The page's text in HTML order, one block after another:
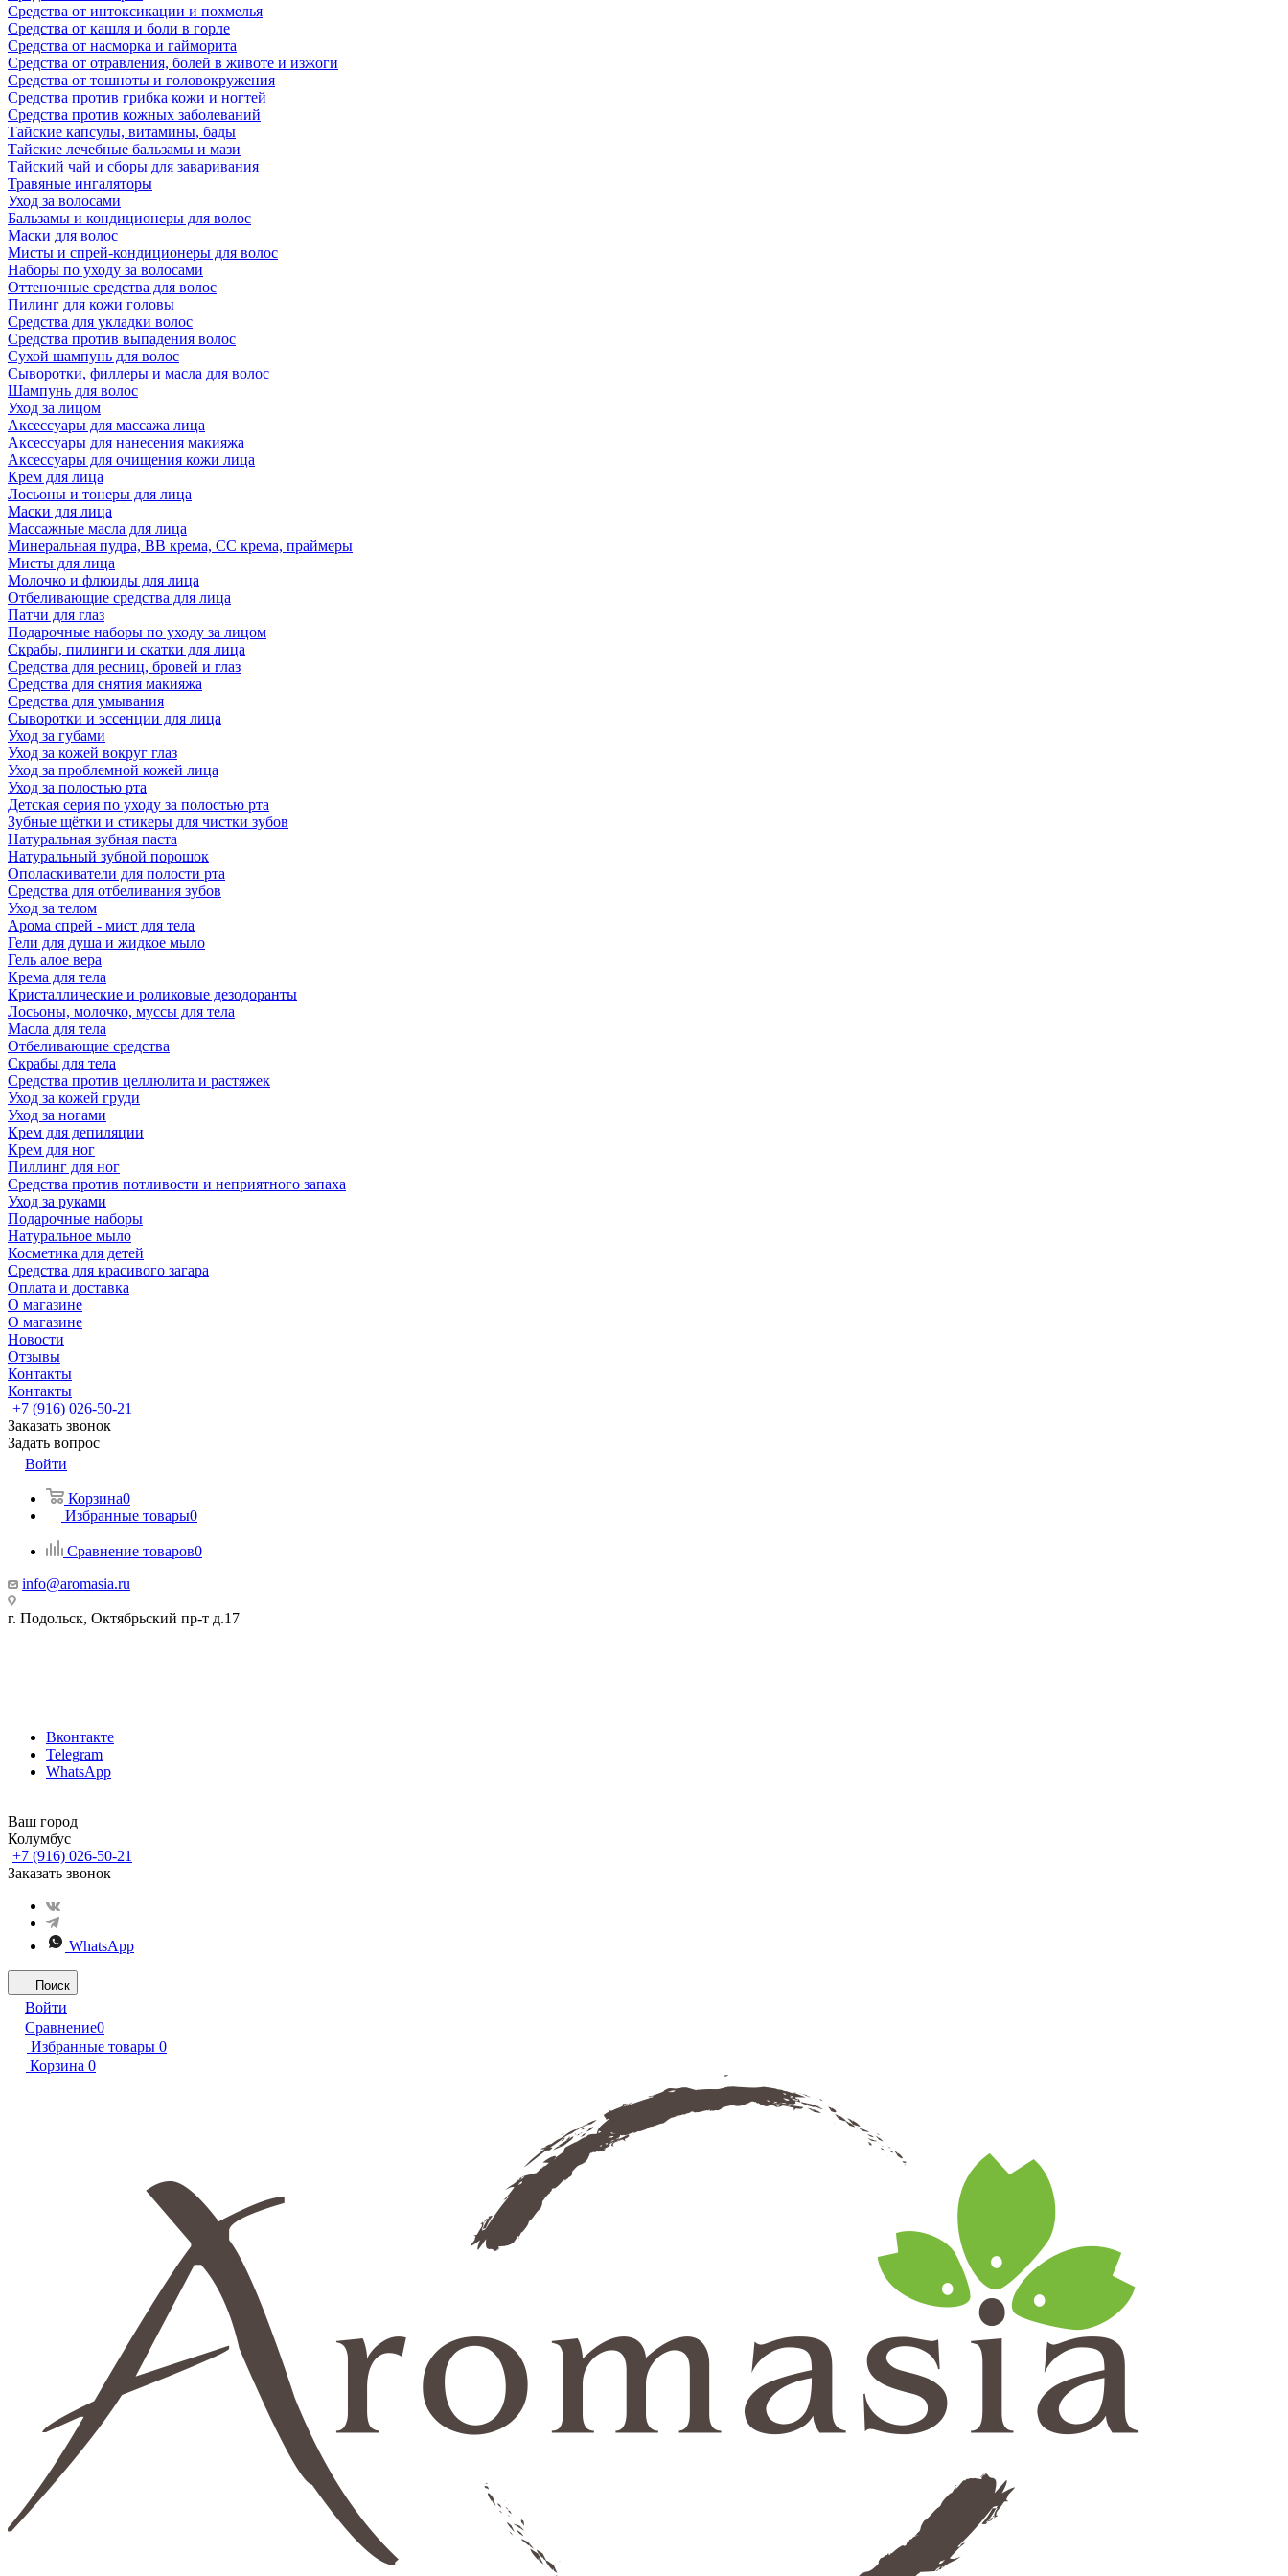
Средства от интоксикации и похмелья
Средства от кашля и боли в горле
Средства от насморка и гайморита
Средства от отравления, болей в животе и изжоги
Средства от тошноты и головокружения
Средства против грибка кожи и ногтей
Средства против кожных заболеваний
Тайские капсулы, витамины, бады
Тайские лечебные бальзамы и мази
Тайский чай и сборы для заваривания
Травяные ингаляторы
Уход за волосами
Бальзамы и кондиционеры для волос
Маски для волос
Мисты и спрей-кондиционеры для волос
Наборы по уходу за волосами
Оттеночные средства для волос
Пилинг для кожи головы
Средства для укладки волос
Средства против выпадения волос
Сухой шампунь для волос
Сыворотки, филлеры и масла для волос
Шампунь для волос
Уход за лицом
Аксессуары для массажа лица
Аксессуары для нанесения макияжа
Аксессуары для очищения кожи лица
Крем для лица
Лосьоны и тонеры для лица
Маски для лица
Массажные масла для лица
Минеральная пудра, BB крема, СС крема, праймеры
Мисты для лица
Молочко и флюиды для лица
Отбеливающие средства для лица
Патчи для глаз
Подарочные наборы по уходу за лицом
Скрабы, пилинги и скатки для лица
Средства для ресниц, бровей и глаз
Средства для снятия макияжа
Средства для умывания
Сыворотки и эссенции для лица
Уход за губами
Уход за кожей вокруг глаз
Уход за проблемной кожей лица
Уход за полостью рта
Детская серия по уходу за полостью рта
Зубные щётки и стикеры для чистки зубов
Натуральная зубная паста
Натуральный зубной порошок
Ополаскиватели для полости рта
Средства для отбеливания зубов
Уход за телом
Арома спрей - мист для тела
Гели для душа и жидкое мыло
Гель алое вера
Крема для тела
Кристаллические и роликовые дезодоранты
Лосьоны, молочко, муссы для тела
Масла для тела
Отбеливающие средства
Скрабы для тела
Средства против целлюлита и растяжек
Уход за кожей груди
Уход за ногами
Крем для депиляции
Крем для ног
Пиллинг для ног
Средства против потливости и неприятного запаха
Уход за руками
Подарочные наборы
Натуральное мыло
Косметика для детей
Средства для красивого загара
Оплата и доставка
О магазине
О магазине
Новости
Отзывы
Контакты
Контакты
+7 (916) 026-50-21
Заказать звонок
Задать вопрос
Войти
Корзина0
Избранные товары0
Сравнение товаров0
info@aromasia.ru
г. Подольск, Октябрьский пр-т д.17
Вконтакте
Telegram
WhatsApp
Ваш город
Колумбус
+7 (916) 026-50-21
Заказать звонок
WhatsApp
Поиск
Войти
Сравнение0
Избранные товары 0
Корзина 0